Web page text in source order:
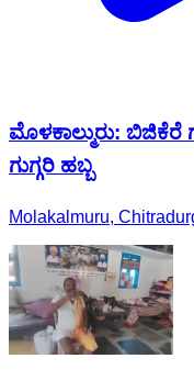
ಮೊಳಕಾಲ್ಮುರು: ಬಿಜಿಕೆರೆ
ಗುಗ್ಗರಿ ಹಬ್ಬ
Molakalmuru,